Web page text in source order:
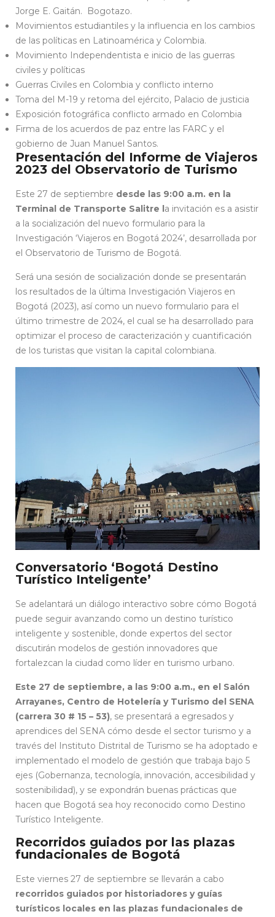
Jorge E. Gaitán. Bogotazo.
Movimientos estudiantiles y la influencia en los cambios
de las políticas en Latinoamérica y Colombia.
Movimiento Independentista e inicio de las guerras
civiles y políticas
Guerras Civiles en Colombia y conflicto interno
Toma del M-19 y retoma del ejército, Palacio de justicia
Exposición fotográfica conflicto armado en Colombia
Firma de los acuerdos de paz entre las FARC y el
gobierno de Juan Manuel Santos.
Presentación del Informe de Viajeros
2023 del Observatorio de Turismo
Este 27 de septiembre desde las 9:00 a.m. en la
Terminal de Transporte Salitre la invitación es a asistir
a la socialización del nuevo formulario para la
Investigación ‘Viajeros en Bogotá 2024’, desarrollada por
el Observatorio de Turismo de Bogotá.
Será una sesión de socialización donde se presentarán
los resultados de la última Investigación Viajeros en
Bogotá (2023), así como un nuevo formulario para el
último trimestre de 2024, el cual se ha desarrollado para
optimizar el proceso de caracterización y cuantificación
de los turistas que visitan la capital colombiana.
Conversatorio ‘Bogotá Destino
Turístico Inteligente’
Se adelantará un diálogo interactivo sobre cómo Bogotá
puede seguir avanzando como un destino turístico
inteligente y sostenible, donde expertos del sector
discutirán modelos de gestión innovadores que
fortalezcan la ciudad como líder en turismo urbano.
Este 27 de septiembre, a las 9:00 a.m., en el Salón
Arrayanes, Centro de Hotelería y Turismo del SENA
(carrera 30 # 15 – 53), se presentará a egresados y
aprendices del SENA cómo desde el sector turismo y a
través del Instituto Distrital de Turismo se ha adoptado e
implementado el modelo de gestión que trabaja bajo 5
ejes (Gobernanza, tecnología, innovación, accesibilidad y
sostenibilidad), y se expondrán buenas prácticas que
hacen que Bogotá sea hoy reconocido como Destino
Turístico Inteligente.
Recorridos guiados por las plazas
fundacionales de Bogotá
Este viernes 27 de septiembre se llevarán a cabo
recorridos guiados por historiadores y guías
turísticos locales en las plazas fundacionales de